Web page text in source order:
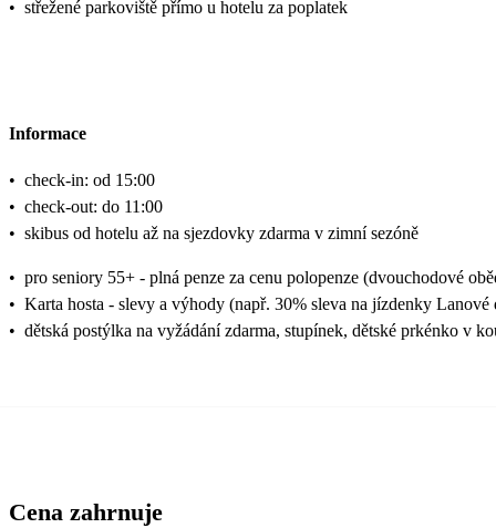
• střežené parkoviště přímo u hotelu za poplatek
Informace
• check-in: od 15:00
• check-out: do 11:00
• skibus od hotelu až na sjezdovky zdarma v zimní sezóně
• pro seniory 55+ - plná penze za cenu polopenze (dvouchodové
• Karta hosta - slevy a výhody (např. 30% sleva na jízdenky Lanové
• dětská postýlka na vyžádání zdarma, stupínek, dětské prkénko v
Cena zahrnuje